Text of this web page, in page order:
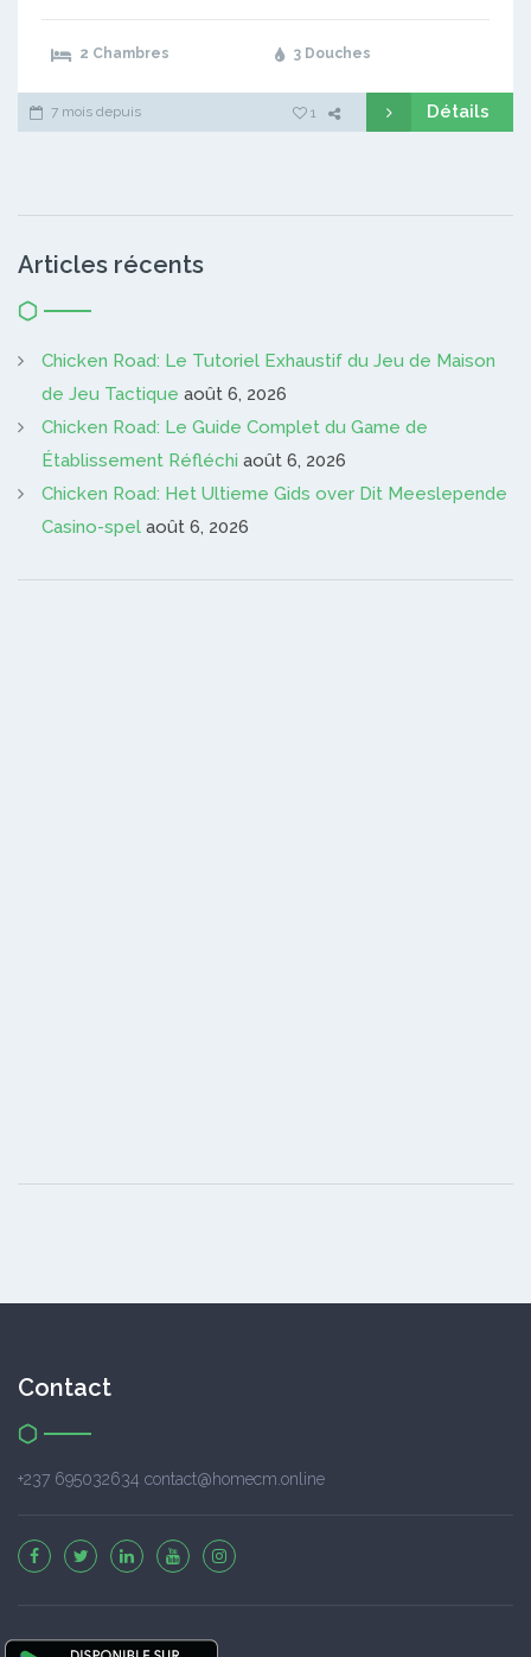
2 Chambres 3 Douches
7 mois depuis 1 Détails
Articles récents
Chicken Road: Le Tutoriel Exhaustif du Jeu de Maison
de Jeu Tactique août 6, 2026
Chicken Road: Le Guide Complet du Game de
Établissement Réfléchi août 6, 2026
Chicken Road: Het Ultieme Gids over Dit Meeslepende
Casino-spel août 6, 2026
Contact
+237 695032634 contact@homecm.online